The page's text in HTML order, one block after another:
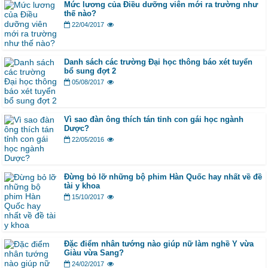
Mức lương của Điều dưỡng viên mới ra trường như
thế nào?
22/04/2017
Danh sách các trường Đại học thông báo xét tuyển
bổ sung đợt 2
05/08/2017
Vì sao đàn ông thích tán tỉnh con gái học ngành
Dược?
22/05/2016
Đừng bỏ lỡ những bộ phim Hàn Quốc hay nhất về đề
tài y khoa
15/10/2017
Đặc điểm nhân tướng nào giúp nữ làm nghề Y vừa
Giàu vừa Sang?
24/02/2017